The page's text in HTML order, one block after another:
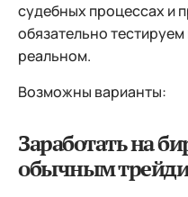
судебных процессах и
обязательно
реальном.
Возможны варианты:
Заработать на
обычным